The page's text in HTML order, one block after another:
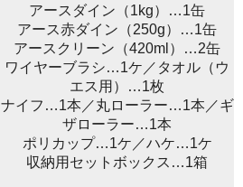
アースダイン（1kg）…1缶
アース赤ダイン（250g）…1缶
アースクリーン（420ml）…2缶
ワイヤーブラシ…1ケ／タオル（ウ
エス用）…1枚
ナイフ…1本／丸ローラー…1本／ギ
ザローラー…1本
ポリカップ…1ケ／ハケ…1ケ
収納用セットボックス…1箱